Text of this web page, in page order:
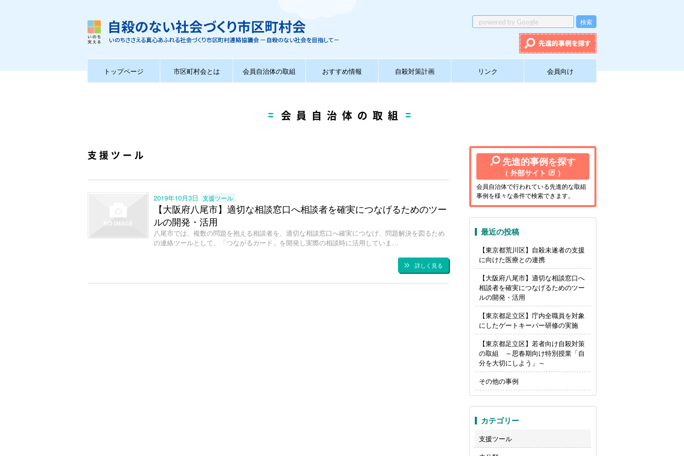
トップページ 市区町村会とは 会員自治体の取組 おすすめ情報 自殺対策計画 リンク 会員向け
会員自治体の取組
支援ツール
2019年10月3日 支援ツール
【大阪府八尾市】適切な相談窓口へ相談者を確実につなげるためのツー
ルの開発・活用
八尾市では、複数の問題を抱える相談者を、適切な相談窓口へ確実につなげ、問題解決を図るため
の連絡ツールとして、「つながるカード」を開発し実際の相談時に活用していま…
詳しく見る
先進的事例を探す
（ 外部サイト ）
会員自治体で行われている先進的な取組
事例を様々な条件で検索できます。
最近の投稿
【東京都荒川区】自殺未遂者の支援
に向けた医療との連携
【大阪府八尾市】適切な相談窓口へ
相談者を確実につなげるためのツー
ルの開発・活用
【東京都足立区】庁内全職員を対象
にしたゲートキーパー研修の実施
【東京都足立区】若者向け自殺対策
の取組 ～思春期向け特別授業「自
分を大切にしよう」～
その他の事例
カテゴリー
支援ツール